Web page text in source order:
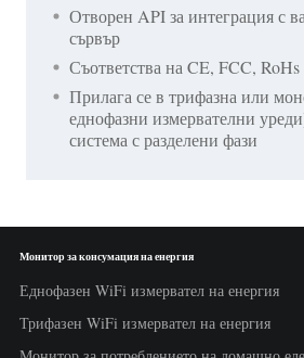
Отворен API за интеграция с
сървър
Съответства на CE, FCC, RoHs
Прилага се в трифазна или
еднофазни измервателни
система с разделени фази
Монитор за консумация на енергия
Еднофазен WiFi измервател на енергия
Трифазен WiFi измервател на енергия